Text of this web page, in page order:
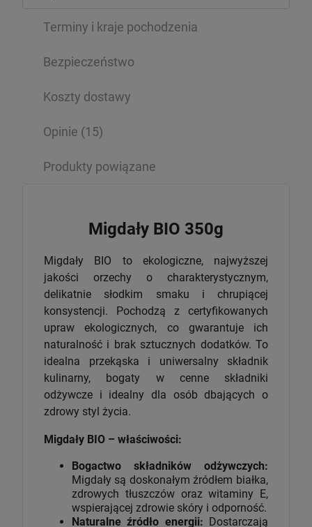
Terminy i kraje pochodzenia
Bezpieczeństwo
Koszty dostawy
Opinie (15)
Produkty powiązane
Migdały BIO 350g
Migdały BIO to ekologiczne, najwyższej
jakości orzechy o charakterystycznym,
delikatnie słodkim smaku i chrupiącej
konsystencji. Pochodzą z certyfikowanych
upraw ekologicznych, co gwarantuje ich
naturalność i brak sztucznych dodatków. To
idealna przekąska i uniwersalny składnik
kulinarny, bogaty w cenne składniki
odżywcze i idealny dla osób dbających o
zdrowy styl życia.
Migdały BIO – właściwości:
Bogactwo składników odżywczych:
Migdały są doskonałym źródłem białka,
zdrowych tłuszczów oraz witaminy E,
wspierającej zdrowie skóry i odporność.
Naturalne źródło energii: Dostarczają